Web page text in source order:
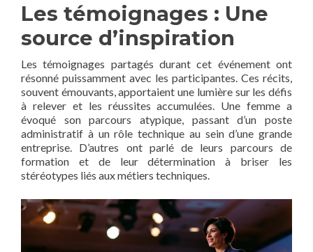
Les témoignages : Une
source d’inspiration
Les témoignages partagés durant cet événement ont
résonné puissamment avec les participantes. Ces récits,
souvent émouvants, apportaient une lumière sur les défis
à relever et les réussites accumulées. Une femme a
évoqué son parcours atypique, passant d’un poste
administratif à un rôle technique au sein d’une grande
entreprise. D’autres ont parlé de leurs parcours de
formation et de leur détermination à briser les
stéréotypes liés aux métiers techniques.